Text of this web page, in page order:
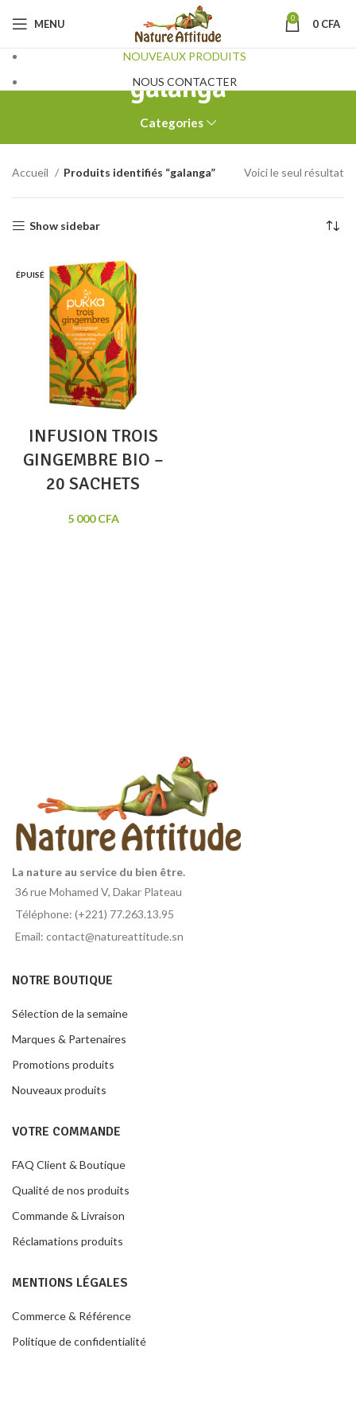
MENU 0 0 CFA
NOUVEAUX PRODUITS
NOUS CONTACTER
galanga
Categories
Accueil Produits identifiés “galanga” Voici le seul résultat
Show sidebar
ÉPUISÉ
INFUSION TROIS
GINGEMBRE BIO –
20 SACHETS
5 000CFA
La nature au service du bien être.
36 rue Mohamed V, Dakar Plateau
Téléphone: (+221) 77.263.13.95
Email: contact@natureattitude.sn
NOTRE BOUTIQUE
Sélection de la semaine
Marques & Partenaires
Promotions produits
Nouveaux produits
VOTRE COMMANDE
FAQ Client & Boutique
Qualité de nos produits
Commande & Livraison
Réclamations produits
MENTIONS LÉGALES
Commerce & Référence
Politique de confidentialité